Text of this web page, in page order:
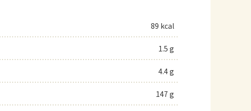
89 kcal
1.5 g
4.4 g
147 g